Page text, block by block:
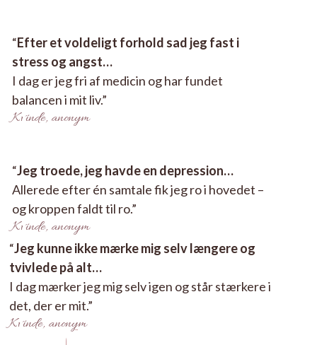
“Efter et voldeligt forhold sad jeg fast i
stress og angst…
I dag er jeg fri af medicin og har fundet
balancen i mit liv.”
Kvinde, anonym
“Jeg troede, jeg havde en depression…
Allerede efter én samtale fik jeg ro i hovedet –
og kroppen faldt til ro.”
Kvinde, anonym
“Jeg kunne ikke mærke mig selv længere og
tvivlede på alt…
I dag mærker jeg mig selv igen og står stærkere i
det, der er mit.”
Kvinde, anonym